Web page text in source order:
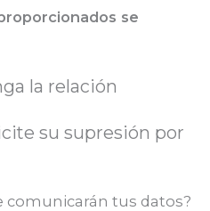
se
la relación
su supresión por
comunicarán tus datos?